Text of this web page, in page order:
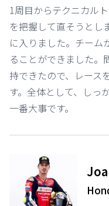
1周目からテクニカル
を把握して直そうとし
に入りました。チーム
ることができました。
持できたので、レース
す。全体として、しっ
一番大事です。